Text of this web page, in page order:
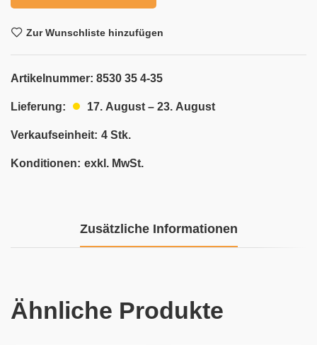
Zur Wunschliste hinzufügen
Artikelnummer: 8530 35 4-35
Lieferung: 17. August – 23. August
Verkaufseinheit: 4 Stk.
Konditionen: exkl. MwSt.
Zusätzliche Informationen
Ähnliche Produkte